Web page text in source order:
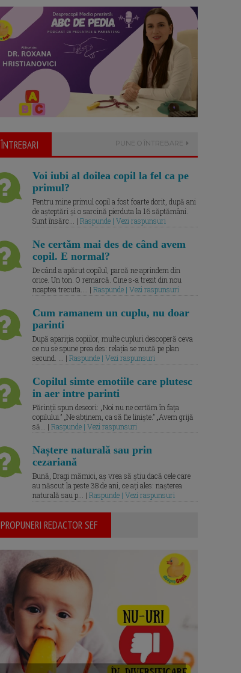
ÎNTREBARI PUNE O ÎNTREBARE
Voi iubi al doilea copil la fel ca pe
primul?
Pentru mine primul copil a fost foarte dorit, după ani
de așteptări și o sarcină pierduta la 16 săptămâni.
Sunt însărc... | Raspunde | Vezi raspunsuri
Ne certăm mai des de când avem
copil. E normal?
De când a apărut copilul, parcă ne aprindem din
orice. Un ton. O remarcă. Cine s-a trezit din nou
noaptea trecuta.... | Raspunde | Vezi raspunsuri
Cum ramanem un cuplu, nu doar
parinti
După apariția copiilor, multe cupluri descoperă ceva
ce nu se spune prea des: relația se mută pe plan
secund. ... | Raspunde | Vezi raspunsuri
Copilul simte emotiile care plutesc
in aer intre parinti
Părinții spun deseori: „Noi nu ne certăm în fața
copilului.” „Ne abținem, ca să fie liniște.” „Avem grijă
să... | Raspunde | Vezi raspunsuri
Naștere naturală sau prin
cezariană
Bună, Dragi mămici, aș vrea să știu dacă cele care
au născut la peste 38 de ani, ce ați ales: nașterea
naturală sau p... | Raspunde | Vezi raspunsuri
PROPUNERI REDACTOR SEF